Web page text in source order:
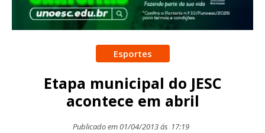
Esportes
Etapa municipal do JESC
acontece em abril
Publicado em 01/04/2013 ás 17:19